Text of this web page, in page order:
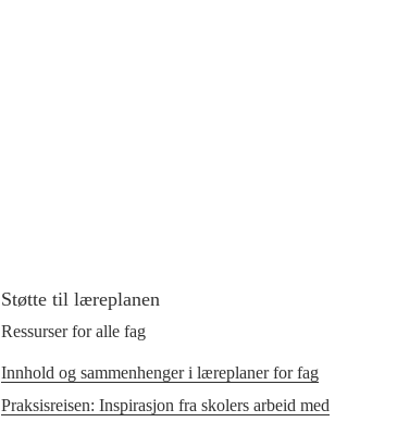
Støtte til læreplanen
Ressurser for alle fag
Innhold og sammenhenger i læreplaner for fag
Praksisreisen: Inspirasjon fra skolers arbeid med